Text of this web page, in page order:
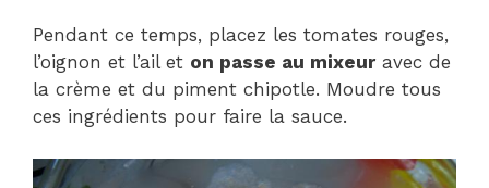
Pendant ce temps, placez les tomates rouges,
l’oignon et l’ail et on passe au mixeuravec de
la crème et du piment chipotle. Moudre tous
ces ingrédients pour faire la sauce.